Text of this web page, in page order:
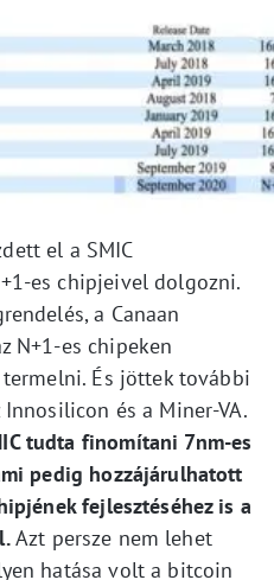
el a SMIC
es chipjeivel dolgozni.
a Canaan
N+1-es chipeken
És jöttek további
és a Miner-VA.
tudta finomítani 7nm-es
pedig hozzájárulhatott
fejlesztéséhez is a
Azt persze nem lehet
hatása volt a bitcoin